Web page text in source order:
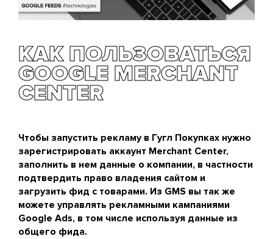
КАК ПОЛЬЗОВАТЬСЯ
GOOGLE MERCHANT
CENTER
Чтобы запустить рекламу в Гугл Покупках нужно
зарегистрировать аккаунт Merchant Center,
заполнить в нем данные о компании, в частности
подтвердить право владения сайтом и
загрузить фид с товарами. Из GMS вы так же
можете управлять рекламными кампаниями
Google Ads, в том числе используя данные из
общего фида.